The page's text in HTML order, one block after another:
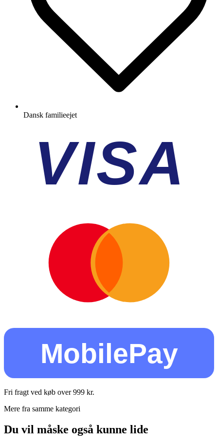
Dansk familieejet
VISA
MobilePay
Fri fragt ved køb over999 kr.
Mere fra samme kategori
Du vil måske også kunne lide